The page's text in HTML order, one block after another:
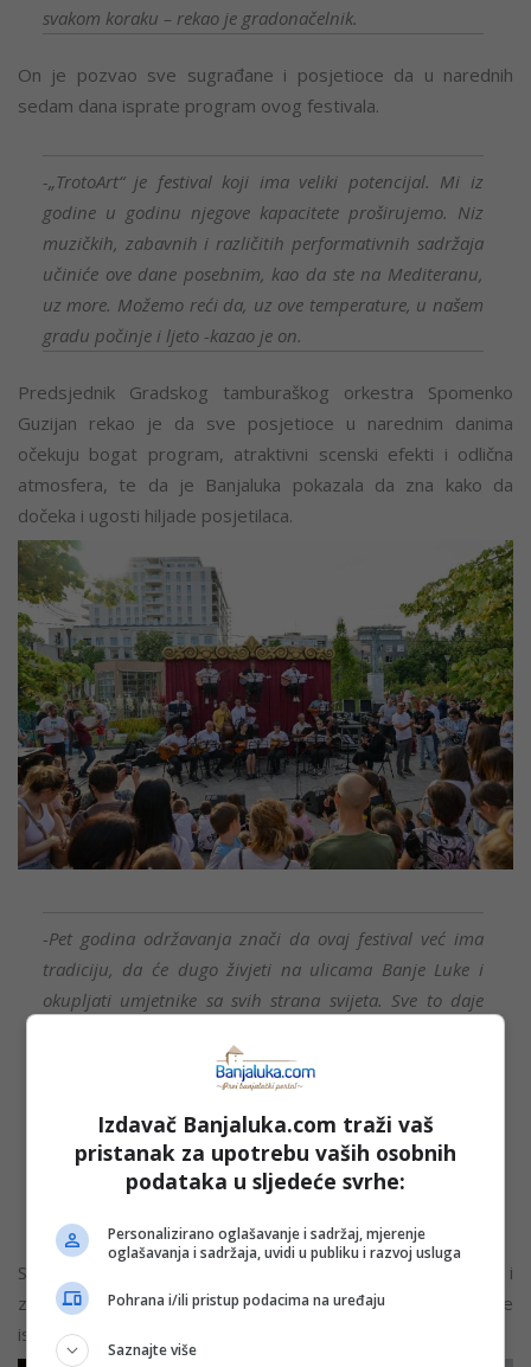
svakom koraku – rekao je gradonačelnik.
On je pozvao sve sugrađane i posjetioce da u narednih
sedam dana isprate program ovog festivala.
-„TrotoArt“ je festival koji ima veliki potencijal. Mi iz
godine u godinu njegove kapacitete proširujemo. Niz
muzičkih, zabavnih i različitih performativnih sadržaja
učiniće ove dane posebnim, kao da ste na Mediteranu,
uz more. Možemo reći da, uz ove temperature, u našem
gradu počinje i ljeto -kazao je on.
Predsjednik Gradskog tamburaškog orkestra Spomenko
Guzijan rekao je da sve posjetioce u narednim danima
očekuju bogat program, atraktivni scenski efekti i odlična
atmosfera, te da je Banjaluka pokazala da zna kako da
dočeka i ugosti hiljade posjetilaca.
-Pet godina održavanja znači da ovaj festival već ima
tradiciju, da će dugo živjeti na ulicama Banje Luke i
okupljati umjetnike sa svih strana svijeta. Sve to daje
ulicu, pokažu šta znaju i druže se sa publikom, te na taj
način prošire scenu. Banski dvor nije jedino mjesto gdje
se može slušati muzika, pozorište nije jedino mjesto gdje
se može glumiti, a atelje nije jedino mjesto gdje možemo
vidjeti šta nam slikar predstavlja- sve to možete doživjeti
Svečano otvaranje proteklo je u znaku pozitivne energije i
zajedništva, a svaki kutak grada i u narednim danima biće
ispunjen posebnim duhom koji festival donosi.
Izdavač Banjaluka.com traži vaš
pristanak za upotrebu vaših osobnih
podataka u sljedeće svrhe:
Personalizirano oglašavanje i sadržaj, mjerenje
oglašavanja i sadržaja, uvidi u publiku i razvoj usluga
Pohrana i/ili pristup podacima na uređaju
Saznajte više